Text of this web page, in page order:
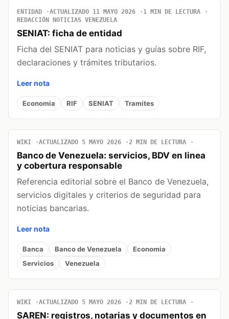
ENTIDAD ACTUALIZADO 11 MAYO 2026
1 MIN DE LECTURA
REDACCIÓN NOTICIAS VENEZUELA
SENIAT: ficha de entidad
Ficha del SENIAT para noticias y guías sobre RIF,
declaraciones y trámites tributarios.
Leer nota
Economia RIF SENIAT Tramites
WIKI ACTUALIZADO 5 MAYO 2026 2 MIN DE LECTURA
Banco de Venezuela: servicios, BDV en linea
y cobertura responsable
Referencia editorial sobre el Banco de Venezuela,
servicios digitales y criterios de seguridad para
noticias bancarias.
Leer nota
Banca Banco de Venezuela
Economia
Servicios
Venezuela
WIKI ACTUALIZADO 5 MAYO 2026 2 MIN DE LECTURA
SAREN: registros, notarias y documentos en